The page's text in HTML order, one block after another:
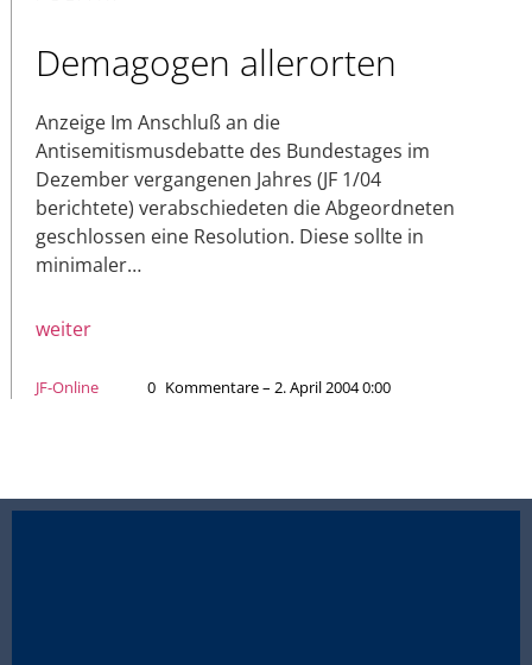
Demagogen allerorten
Anzeige Im Anschluß an die
Antisemitismusdebatte des Bundestages im
Dezember vergangenen Jahres (JF 1/04
berichtete) verabschiedeten die Abgeordneten
geschlossen eine Resolution. Diese sollte in
minimaler…
weiter
JF-Online 0 Kommentare – 2. April 2004 0:00